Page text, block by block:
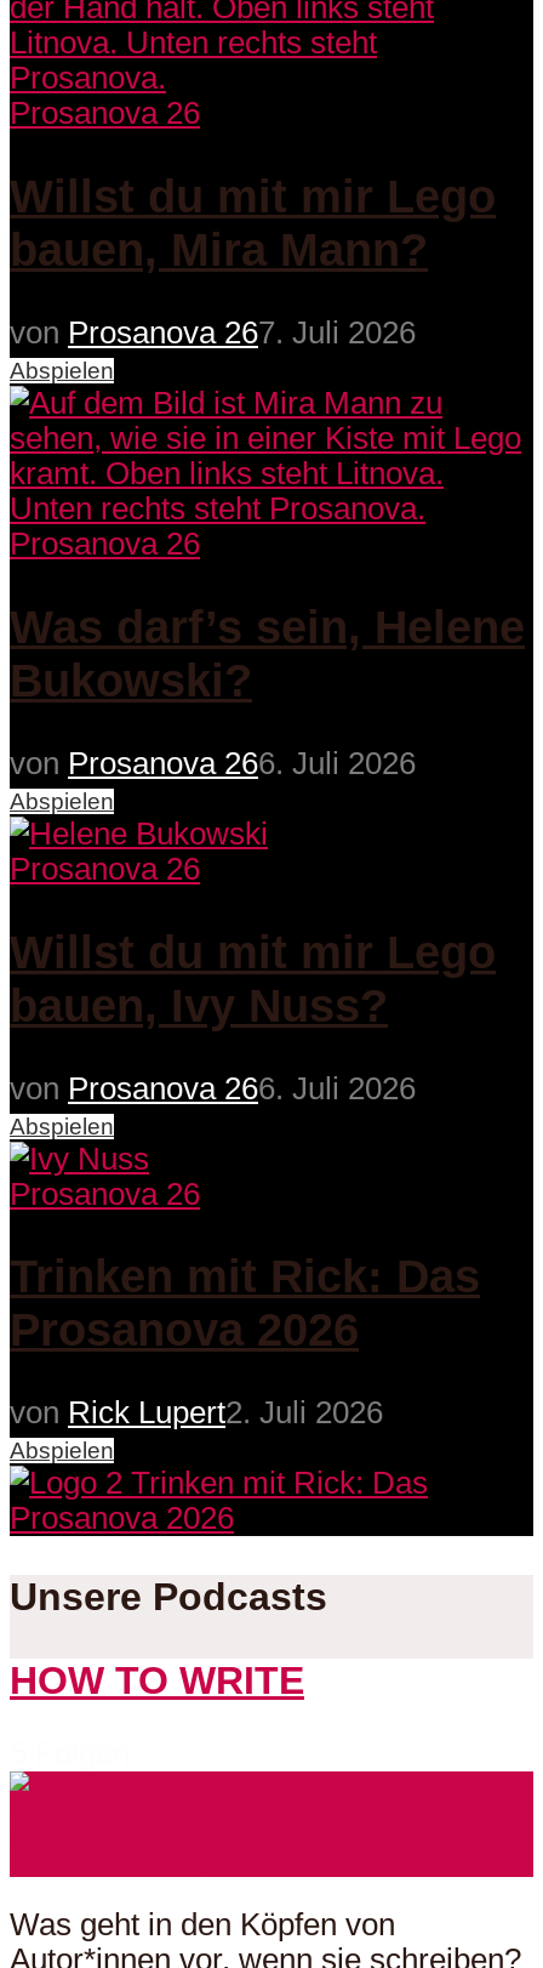
Prosanova 26
Willst du mit mir Lego
bauen, Mira Mann?
von Prosanova 267. Juli 2026
Abspielen
Prosanova 26
Was darf’s sein, Helene
Bukowski?
von Prosanova 266. Juli 2026
Abspielen
Prosanova 26
Willst du mit mir Lego
bauen, Ivy Nuss?
von Prosanova 266. Juli 2026
Abspielen
Prosanova 26
Trinken mit Rick: Das
Prosanova 2026
von Rick Lupert2. Juli 2026
Abspielen
Unsere Podcasts
HOW TO WRITE
Was geht in den Köpfen von
Autor*innen vor, wenn sie schreiben?